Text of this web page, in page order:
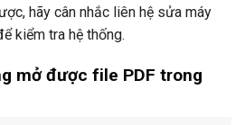
hãy cân nhắc liên hệ sửa máy
kiểm tra hệ thống.
mở được file PDF trong